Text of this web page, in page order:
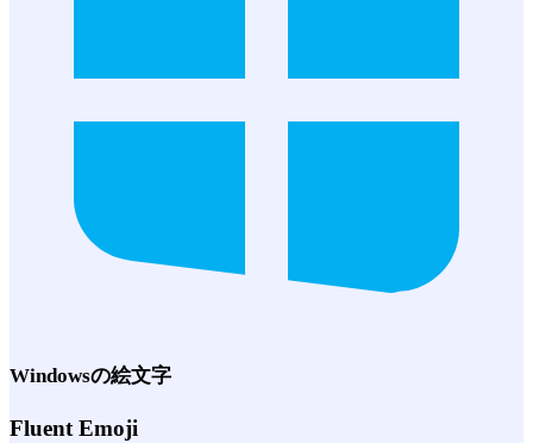
Windowsの絵文字
Fluent Emoji